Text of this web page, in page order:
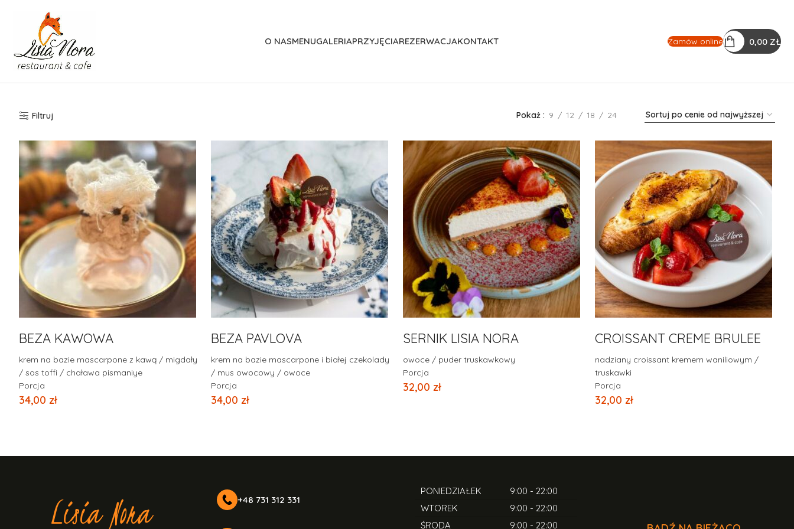
O NASMENUGALERIAPRZYJĘCIAREZERWACJAKONTAKT Zamów online 0,00 ZŁ
Filtruj Pokaż 9 12 18 24
BEZA KAWOWA
krem na bazie mascarpone z kawą / migdały
/ sos toffi / chaława pismaniye
Porcja
34,00 zł
BEZA PAVLOVA
krem na bazie mascarpone i białej czekolady
/ mus owocowy / owoce
Porcja
34,00 zł
SERNIK LISIA NORA
owoce / puder truskawkowy
Porcja
32,00 zł
CROISSANT CREME BRULEE
nadziany croissant kremem waniliowym /
truskawki
Porcja
32,00 zł
Lisia Nora +48 731 312 331
PONIEDZIAŁEK
9:00 - 22:00
WTOREK
9:00 - 22:00
ŚRODA
9:00 - 22:00